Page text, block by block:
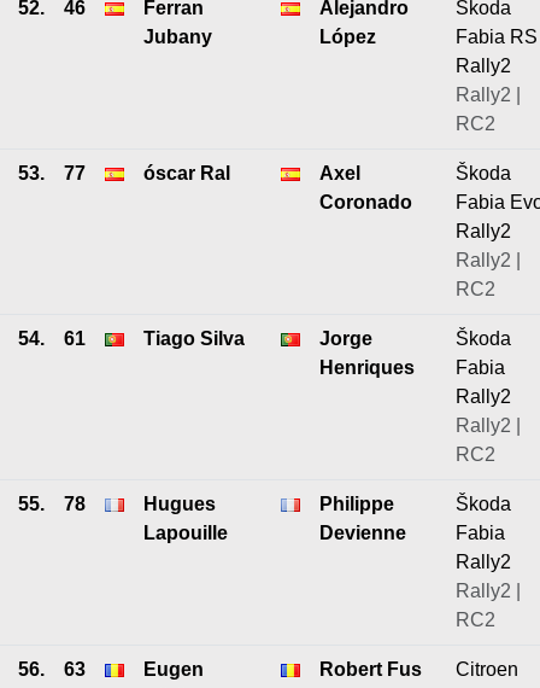
52. 46
Ferran
Jubany
Alejandro
López
Škoda
Fabia RS
Rally2
Rally2 |
RC2
53. 77 óscar Ral
Axel
Coronado
Škoda
Fabia
Rally2
Rally2 |
RC2
54. 61 Tiago Silva
Jorge
Henriques
Škoda
Fabia
Rally2
Rally2 |
RC2
55. 78
Hugues
Lapouille
Philippe
Devienne
Škoda
Fabia
Rally2
Rally2 |
RC2
56. 63
Eugen
Robert Fus
Citroen